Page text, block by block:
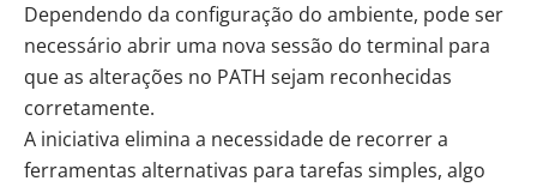
Dependendo da configuração do ambiente, pode ser
necessário abrir uma nova sessão do terminal para
que as alterações no PATH sejam reconhecidas
corretamente.
A iniciativa elimina a necessidade de recorrer a
ferramentas alternativas para tarefas simples, algo